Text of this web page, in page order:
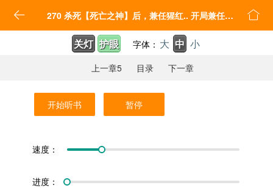
 270 杀死【死亡之神】后，兼任猩红.. 开局兼任黑龙boss，我无敌了 
关灯 护眼 字体： 大 中 小
上一章5 目录 下一章
开始听书 暂停
速度：
进度：